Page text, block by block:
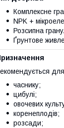
Комплексне
NPK +
Розсипна
Ґрунтове
часнику;
цибулі;
овочевих
коренеплодів;
розсади;